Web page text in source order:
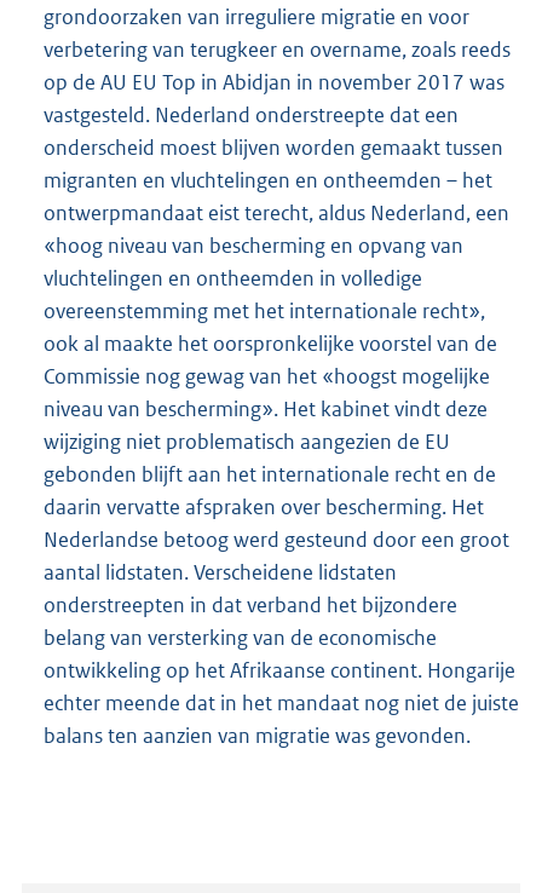
grondoorzaken van irreguliere migratie en voor
verbetering van terugkeer en overname, zoals reeds
op de AU EU Top in Abidjan in november 2017 was
vastgesteld. Nederland onderstreepte dat een
onderscheid moest blijven worden gemaakt tussen
migranten en vluchtelingen en ontheemden – het
ontwerpmandaat eist terecht, aldus Nederland, een
«hoog niveau van bescherming en opvang van
vluchtelingen en ontheemden in volledige
overeenstemming met het internationale recht»,
ook al maakte het oorspronkelijke voorstel van de
Commissie nog gewag van het «hoogst mogelijke
niveau van bescherming». Het kabinet vindt deze
wijziging niet problematisch aangezien de EU
gebonden blijft aan het internationale recht en de
daarin vervatte afspraken over bescherming. Het
Nederlandse betoog werd gesteund door een groot
aantal lidstaten. Verscheidene lidstaten
onderstreepten in dat verband het bijzondere
belang van versterking van de economische
ontwikkeling op het Afrikaanse continent. Hongarije
echter meende dat in het mandaat nog niet de juiste
balans ten aanzien van migratie was gevonden.